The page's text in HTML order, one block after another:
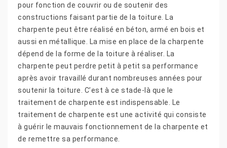
pour fonction de couvrir ou de soutenir des
constructions faisant partie de la toiture. La
charpente peut être réalisé en béton, armé en bois et
aussi en métallique. La mise en place de la charpente
dépend de la forme de la toiture à réaliser. La
charpente peut perdre petit à petit sa performance
après avoir travaillé durant nombreuses années pour
soutenir la toiture. C’est à ce stade-là que le
traitement de charpente est indispensable. Le
traitement de charpente est une activité qui consiste
à guérir le mauvais fonctionnement de la charpente et
de remettre sa performance.